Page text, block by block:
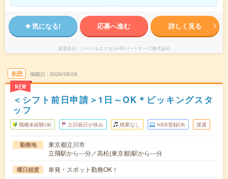
気になる! 応募へ進む 詳しく見る
派遣会社 パーソルエクセルHRパートナーズ株式会社
未読
NEW
掲載日 2026/08/08
＜シフト前日申請＞1日～OK＊ピッキングスタ
ッフ
職種未経験OK 土日祝日が休み 残業なし WEB登録OK 派遣
勤務地
東京都立川市
立飛駅から---分／高松(東京都)駅から---分
曜日頻度 単発・スポット勤務OK！